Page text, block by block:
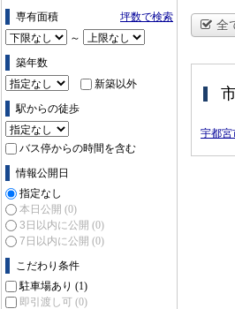
専有面積
坪数で検索
～
築年数
新築以外
駅からの徒歩
バス停からの時間を含む
情報公開日
指定なし
本日公開 (0)
3日以内に公開 (0)
7日以内に公開 (0)
こだわり条件
駐車場あり (1)
即引渡し可 (0)
全
宇都宮